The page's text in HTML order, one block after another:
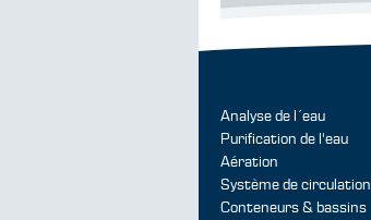
Analyse de l´eau
Purification de l'eau
Aération
Système de circulation
Conteneurs & bassins